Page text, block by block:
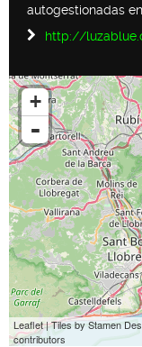
autogestionadas
http://
+
-
Leaflet| Tiles byStamen
contributors